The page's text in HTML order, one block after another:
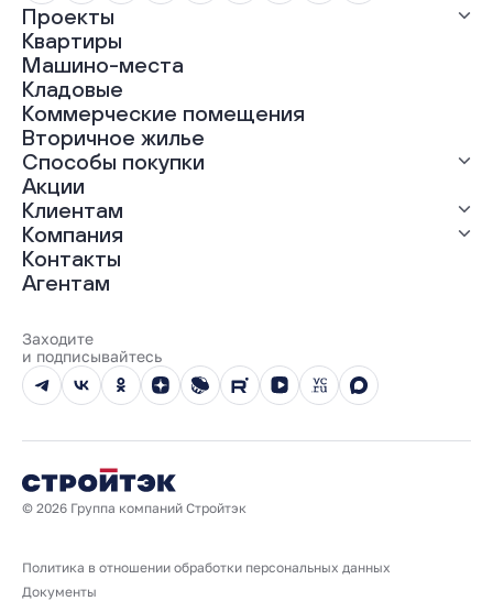
Проекты
Все проекты
ЖК «Абрикос»
ЖК «Гравитация»
ЖК «Грин Гарден»
ЖК «Динамика»
ЖК «Мохито»
ЖК «Современник»
ЖК «Янтарная долина»
Квартиры
Машино-места
Кладовые
Коммерческие помещения
Вторичное жилье
Способы покупки
Выгодная ипотека
Рассрочка
Материнский капитал
Трейд-ин
100% оплата
Акции
Клиентам
Ход строительства
Документы
Выдача ключей
Компания
О нас
Карьера
Реализованные проекты
Вопросы и ответы
Новости
Юбилейный год
Контакты
Агентам
Заходите
и подписывайтесь
© 2026 Группа компаний Стройтэк
Политика в отношении обработки персональных данных
Документы